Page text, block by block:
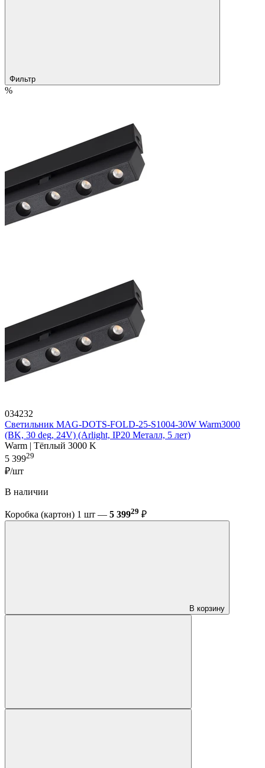
Фильтр
%
034232
Светильник MAG-DOTS-FOLD-25-S1004-30W Warm3000
(BK, 30 deg, 24V) (Arlight, IP20 Металл, 5 лет)
Warm | Тёплый 3000 K
5 39929
₽/шт
В наличии
Коробка (картон) 1 шт — 5 39929 ₽
В корзину